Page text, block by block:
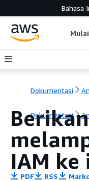
Bahasa
Mulai
Dokumentasi
Dokumentasi
IAM ke
PDF RSS